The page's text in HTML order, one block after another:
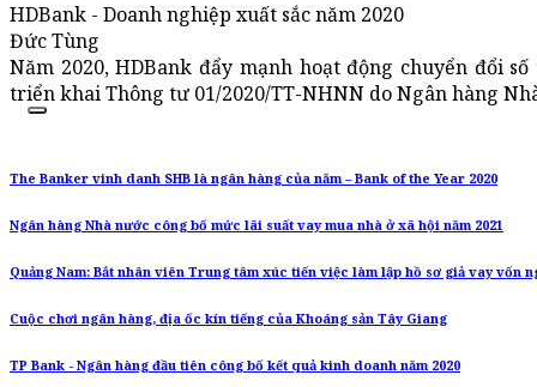
HDBank - Doanh nghiệp xuất sắc năm 2020
Đức Tùng
Năm 2020, HDBank đẩy mạnh hoạt động chuyển đổi
triển khai Thông tư 01/2020/TT-NHNN do Ngân hàng
The Banker vinh danh SHB là ngân hàng của năm – Bank of the Year 2020
Ngân hàng Nhà nước công bố mức lãi suất vay mua nhà ở xã hội năm 2021
Quảng Nam: Bắt nhân viên Trung tâm xúc tiến việc làm lập hồ sơ giả vay vốn
Cuộc chơi ngân hàng, địa ốc kín tiếng của Khoáng sản Tây Giang
TP Bank - Ngân hàng đầu tiên công bố kết quả kinh doanh năm 2020